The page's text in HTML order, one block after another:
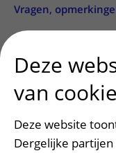
Vragen,
Patiënt en bezoek
Afspraak maken
Deze
van
Deze website
Dergelijke